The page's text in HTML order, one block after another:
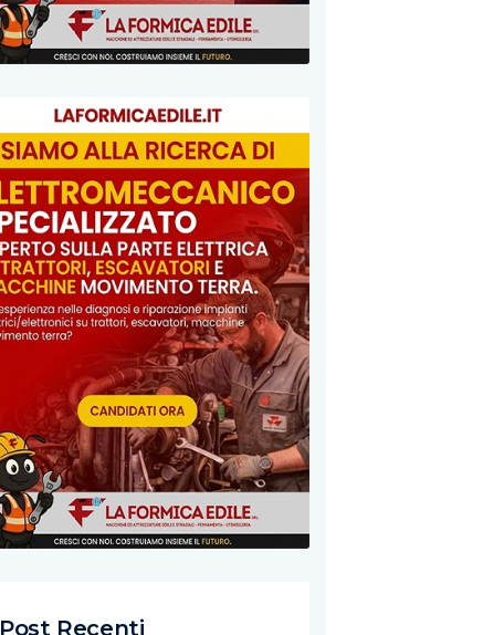
Post Recenti